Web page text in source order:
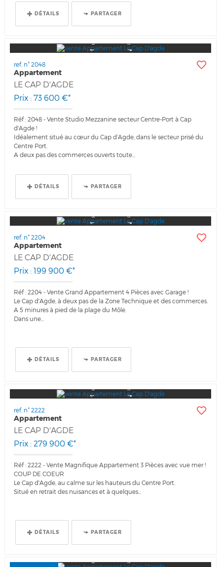
DÉTAILS PARTAGER
ref. n° 2048
Appartement
LE CAP D'AGDE
Prix : 73 600 €*
Réf : 2048 - Vente Studio Mezzanine secteur Centre-Port à Cap
d'Agde !
Idéalement situé au cœur du Cap d’Agde, dans le secteur prisé du
Centre Port.
A deux pas des commerces ouverts toute...
DÉTAILS PARTAGER
ref. n° 2204
Appartement
LE CAP D'AGDE
Prix : 199 900 €*
Réf : 2204 - Vente Grand Appartement 4 Pièces avec Garage !
Le Cap d'Agde, à deux pas de la Zone Technique et des commerces.
A 5 minures à pied de la plage du Môle.
Dans une...
DÉTAILS PARTAGER
ref. n° 2222
Appartement
LE CAP D'AGDE
Prix : 279 900 €*
Réf : 2222 - Vente Magnifique Appartement 3 Pièces avec vue mer !
COUP DE COEUR
Le Cap d'Agde, au calme sur les hauteurs du Centre Port.
Situé en retrait des nuisances et à quelques...
DÉTAILS PARTAGER